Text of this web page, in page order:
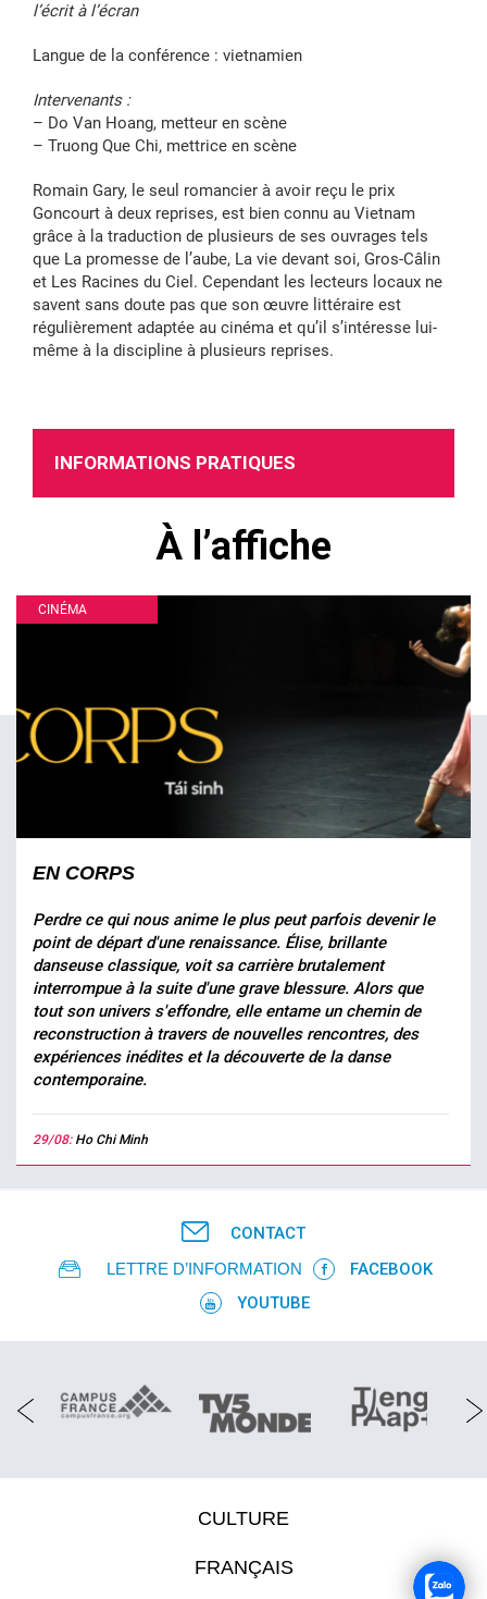
l’écrit à l’écran
Langue de la conférence : vietnamien
Intervenants :
– Do Van Hoang, metteur en scène
– Truong Que Chi, mettrice en scène
Romain Gary, le seul romancier à avoir reçu le prix
Goncourt à deux reprises, est bien connu au Vietnam
grâce à la traduction de plusieurs de ses ouvrages tels
que La promesse de l’aube, La vie devant soi, Gros-Câlin
et Les Racines du Ciel. Cependant les lecteurs locaux ne
savent sans doute pas que son œuvre littéraire est
régulièrement adaptée au cinéma et qu’il s’intéresse lui-
même à la discipline à plusieurs reprises.
INFORMATIONS PRATIQUES
À l’affiche
CINÉMA
EN CORPS
Perdre ce qui nous anime le plus peut parfois devenir le
point de départ d'une renaissance. Élise, brillante
danseuse classique, voit sa carrière brutalement
interrompue à la suite d'une grave blessure. Alors que
tout son univers s'effondre, elle entame un chemin de
reconstruction à travers de nouvelles rencontres, des
expériences inédites et la découverte de la danse
contemporaine.
29/08: Ho Chi Minh
CONTACT
LETTRE D’INFORMATION
FACEBOOK
YOUTUBE
CULTURE
FRANÇAIS